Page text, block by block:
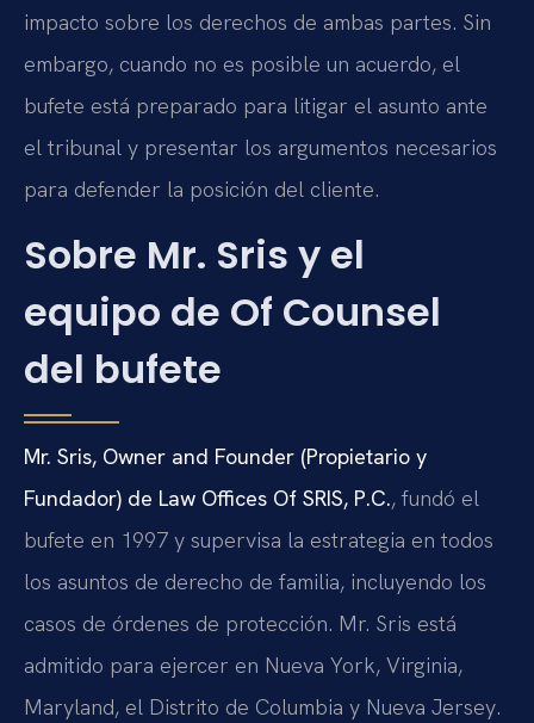
impacto sobre los derechos de ambas partes. Sin
embargo, cuando no es posible un acuerdo, el
bufete está preparado para litigar el asunto ante
el tribunal y presentar los argumentos necesarios
para defender la posición del cliente.
Sobre Mr. Sris y el
equipo de Of Counsel
del bufete
Mr. Sris, Owner and Founder (Propietario y
Fundador) de Law Offices Of SRIS, P.C., fundó el
bufete en 1997 y supervisa la estrategia en todos
los asuntos de derecho de familia, incluyendo los
casos de órdenes de protección. Mr. Sris está
admitido para ejercer en Nueva York, Virginia,
Maryland, el Distrito de Columbia y Nueva Jersey.